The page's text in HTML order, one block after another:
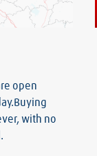
open
with no